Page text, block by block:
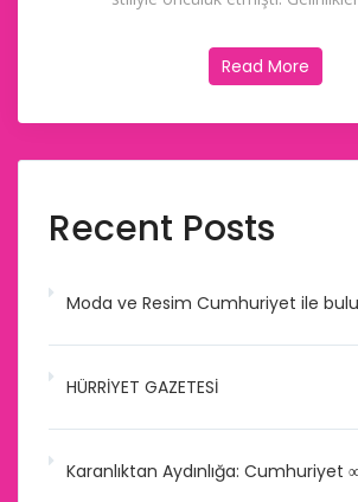
Read More
Recent Posts
Moda ve Resim Cumhuriyet ile
HÜRRİYET GAZETESİ
Karanlıktan Aydınlığa: Cumhuriyet